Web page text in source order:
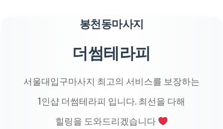
봉천동마사지
더썸테라피
서울대입구마사지 최고의 서비스를 보장하는
1인샵 더썸테라피 입니다. 최선을 다해
힐링을 도와드리겠습니다